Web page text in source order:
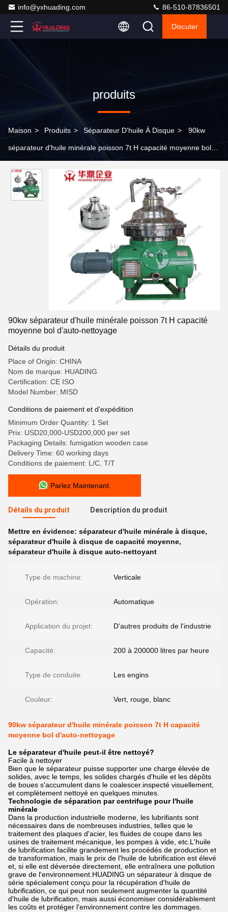
info@yxhuading.com 86-510-87836501
Discuter
produits
Maison > Produits > Séparateur D'huile À Disque > 90kw
séparateur d'huile minérale poisson 7t H capacité moyenne bol
90kw séparateur d'huile minérale poisson 7t H capacité
moyenne bol d'auto-nettoyage
Détails du produit
Place of Origin: CHINA
Nom de marque: HUADING
Certification: CE ISO
Model Number: MISD
Conditions de paiement et d'expédition
Minimum Order Quantity: 1 Set
Prix: USD20,000-USD200,000 per set
Packaging Details: fumigation wooden case
Delivery Time: 60 working days
Conditions de paiement: L/C, T/T
Parlez Maintenant.
Détails du produit Description du produit
Mettre en évidence: séparateur d'huile minérale à disque,
séparateur d'huile à disque de capacité moyenne,
séparateur d'huile à disque auto-nettoyant
Type de machine: Verticale
Opération: Automatique
Application du projet: D'autres produits de l'industrie
Capacité: 200 à 200000 litres par heure
Type de conduite: Les engins
Couleur: Vert, rouge, blanc
90kw séparateur d'huile minérale poisson 7t H capacité
moyenne bol d'auto-nettoyage
Le séparateur d'huile peut-il être nettoyé?
Facile à nettoyer
Bien que le séparateur puisse supporter une charge élevée de
solides, avec le temps, les solides chargés d'huile et les dépôts
de boues s'accumulent dans le coalescer.inspecté visuellement,
et complètement nettoyé en quelques minutes.
Technologie de séparation par centrifuge pour l'huile
minérale
Dans la production industrielle moderne, les lubrifiants sont
nécessaires dans de nombreuses industries, telles que le
traitement des plaques d'acier, les fluides de coupe dans les
usines de traitement mécanique, les pompes à vide, etc.L'huile
de lubrification facilite grandement les procédés de production et
de transformation, mais le prix de l'huile de lubrification est élevé
et, si elle est déversée directement, elle entraînera une pollution
grave de l'environnement.HUADING un séparateur à disque de
série spécialement conçu pour la récupération d'huile de
lubrification, ce qui peut non seulement augmenter la quantité
d'huile de lubrification, mais aussi économiser considérablement
les coûts et protéger l'environnement contre les dommages.